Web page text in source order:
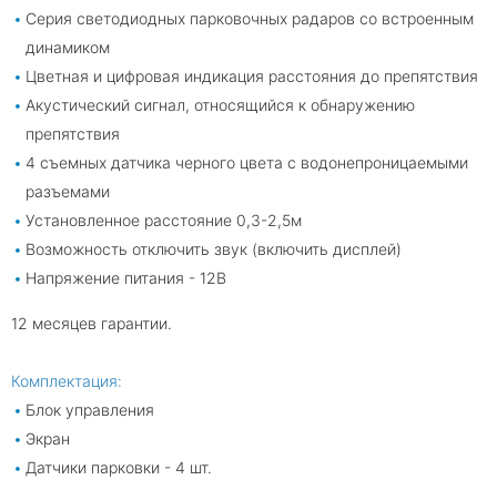
Серия светодиодных парковочных радаров со встроенным
динамиком
Цветная и цифровая индикация расстояния до препятствия
Акустический сигнал, относящийся к обнаружению
препятствия
4 съемных датчика черного цвета с водонепроницаемыми
разъемами
Установленное расстояние 0,3-2,5м
Возможность отключить звук (включить дисплей)
Напряжение питания - 12В
12 месяцев гарантии.
Комплектация:
Блок управления
Экран
Датчики парковки - 4 шт.